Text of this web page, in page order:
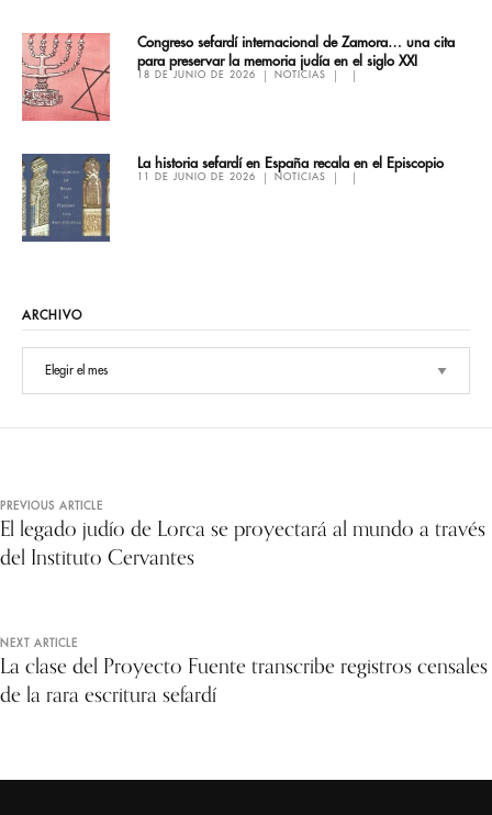
Congreso sefardí internacional de Zamora… una cita
para preservar la memoria judía en el siglo XXI
18 DE JUNIO DE 2026 NOTICIAS
La historia sefardí en España recala en el Episcopio
11 DE JUNIO DE 2026 NOTICIAS
ARCHIVO
PREVIOUS ARTICLE
El legado judío de Lorca se proyectará al mundo a través
del Instituto Cervantes
NEXT ARTICLE
La clase del Proyecto Fuente transcribe registros censales
de la rara escritura sefardí